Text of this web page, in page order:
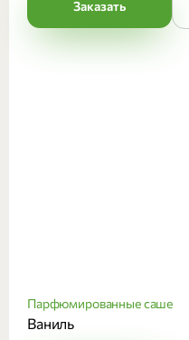
Заказать
Парфюмированные саше
Ваниль